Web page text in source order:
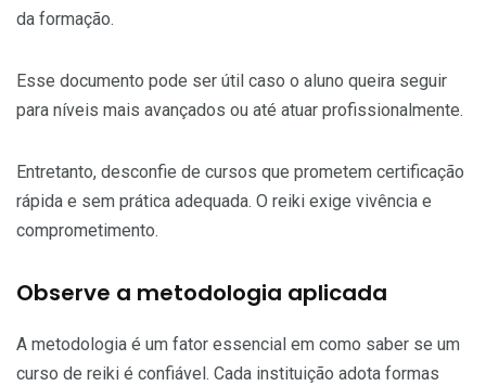
da formação.
Esse documento pode ser útil caso o aluno queira seguir
para níveis mais avançados ou até atuar profissionalmente.
Entretanto, desconfie de cursos que prometem certificação
rápida e sem prática adequada. O reiki exige vivência e
comprometimento.
Observe a metodologia aplicada
A metodologia é um fator essencial em como saber se um
curso de reiki é confiável. Cada instituição adota formas